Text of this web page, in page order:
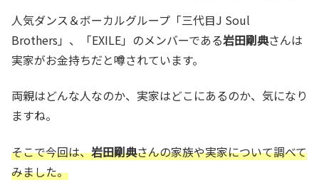
人気ダンス＆ボーカルグループ「三代目J Soul
Brothers」、「EXILE」のメンバーである岩田剛典さんは
実家がお金持ちだと噂されています。
両親はどんな人なのか、実家はどこにあるのか、気になり
ますね。
そこで今回は、岩田剛典さんの家族や実家について調べて
みました。